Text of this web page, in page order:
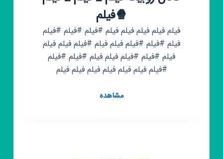
🍿فیلم
فیلم فیلم فیلم فیلم فیلم #فیلم #فیلم #فیلم
فیلم #فیلم #فیلم فیلم فیلم #فیلم فیلم فیلم
فیلم #فیلم #فیلم فیلم فیلم #فیلم #فیلم
#فیلم فیلم فیلم فیلم فیلم فیلم فیلم
مشاهدهکانال